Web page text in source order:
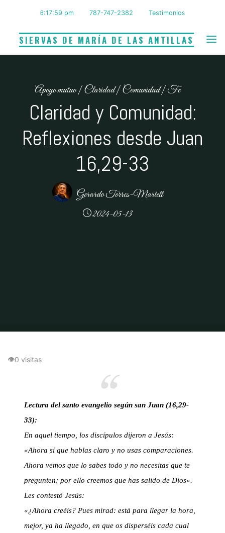
contenidoSIERVAS DE MARÍA DE LAS ANTILLAS
6:18:00 pm 787-747-2382 Testimonios
Apoyo mutuo|Claridad|Comunidad|Fe
Claridad y Comunidad:
Reflexiones desde Juan
16,29-33
Gerardo Torres-Martell
2024-05-13
👁0 visitas
Lectura del santo evangelio según san Juan (16,29-
33):
En aquel tiempo, los discípulos dijeron a Jesús:
«Ahora sí que hablas claro y no usas comparaciones.
Ahora vemos que lo sabes todo y no necesitas que te
pregunten; por ello creemos que has salido de Dios».
Les contestó Jesús:
«¿Ahora creéis? Pues mirad: está para llegar la hora,
mejor, ya ha llegado, en que os disperséis cada cual